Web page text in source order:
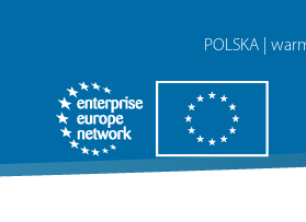
POLSKA |